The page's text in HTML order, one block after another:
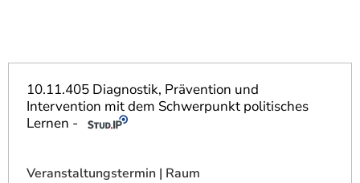
10.11.405 Diagnostik, Prävention und
Intervention mit dem Schwerpunkt politisches
Lernen -
Veranstaltungstermin | Raum